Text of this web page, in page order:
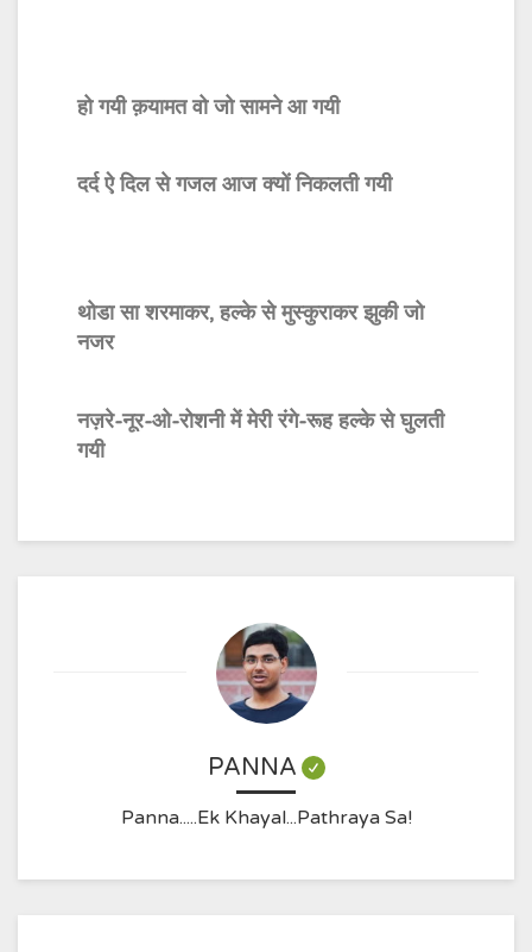
हो गयी क़यामत वो जो सामने आ गयी
दर्द ऐ दिल से गजल आज क्यों निकलती गयी
थोडा सा शरमाकर, हल्के से मुस्कुराकर झुकी जो
नजर
नज़रे-नूर-ओ-रोशनी में मेरी रंगे-रूह हल्के से घुलती
गयी
PANNA
Panna.....Ek Khayal...Pathraya Sa!